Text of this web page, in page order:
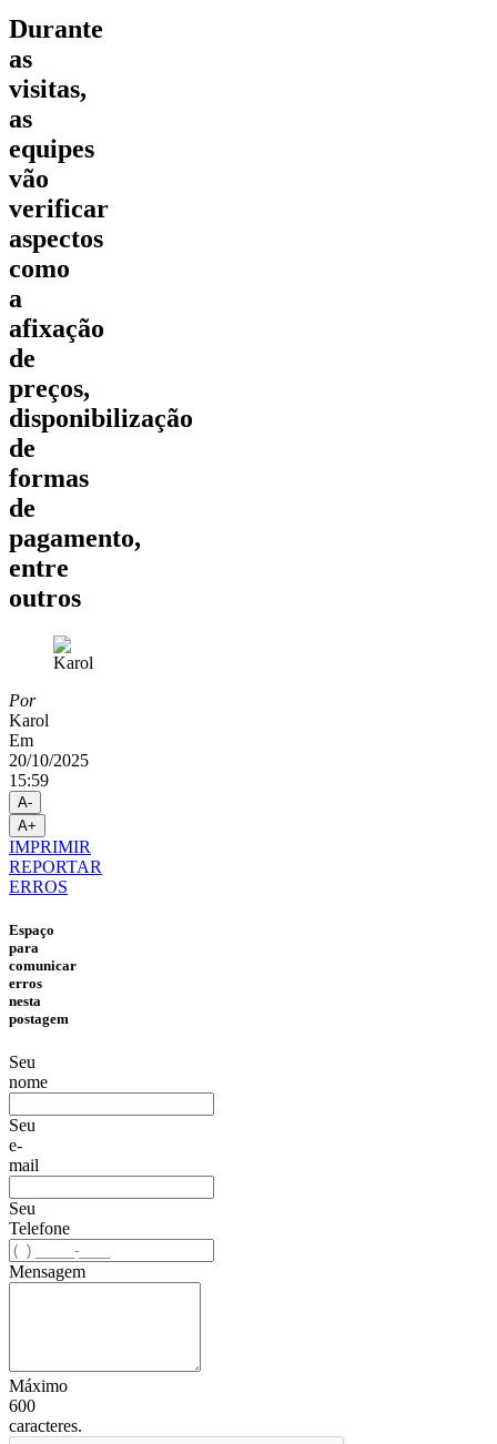
Durante
as
visitas,
as
equipes
vão
verificar
aspectos
como
a
afixação
de
preços,
disponibilização
de
formas
de
pagamento,
entre
outros
Por
Karol
Em
20/10/2025
15:59
A-
A+
IMPRIMIR
REPORTAR
ERROS
Espaço
para
comunicar
erros
nesta
postagem
Seu
nome
Seu
e-
mail
Seu
Telefone
Mensagem
Máximo
600
caracteres.